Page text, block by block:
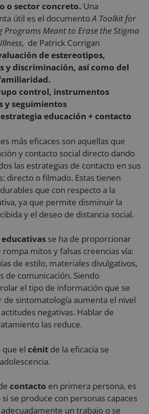
o sector concreto. Una
útil es el documentoA Toolkit for
Programs Meant to Erase the Stigma
, de Patrick Corrigan
de estereotipos,
y discriminación, así como del
control, instrumentos
y seguimientos
educación + contacto
más eficaces son aquellas que
y contacto social directo dando
las estrategias de contacto en sus
directo o filmado. Estas tienen
que con respecto a la
ya que permite disminuir la
y el deseo de distancia social.
se ha de proporcionar
mitos y falsas creencias vía:
de estilo, materiales divulgativos,
de comunicación. Siendo
el tipo de información que se
de sintomatología aumenta el nivel
negativas. Hablar de
las reduce.
que el cénit de la eficacia se
contacto en primera persona, es
se produce con personas capaces
un trabajo o se